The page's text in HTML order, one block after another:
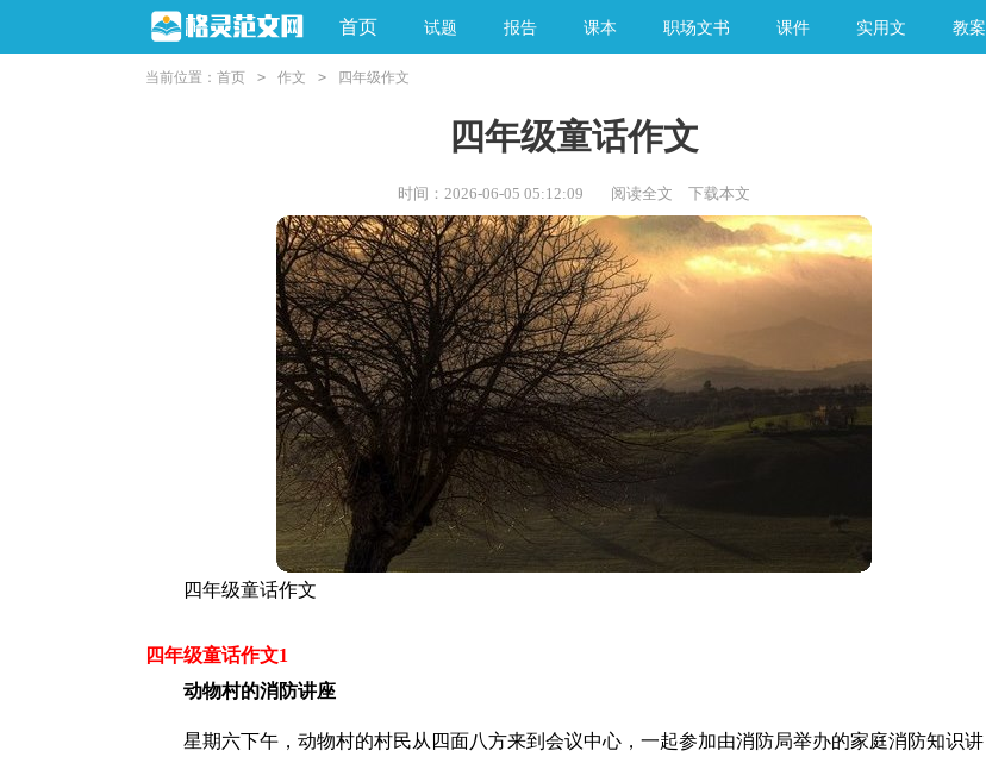
首页 试题 报告 课本 职场文书 课件 实用文 教案
当前位置： 首页 > 作文 > 四年级作文
四年级童话作文
时间：2026-06-05 05:12:09 阅读全文 下载本文
四年级童话作文
四年级童话作文1
动物村的消防讲座
星期六下午，动物村的村民从四面八方来到会议中心，一起参加由消防局举办的家庭消防知识讲